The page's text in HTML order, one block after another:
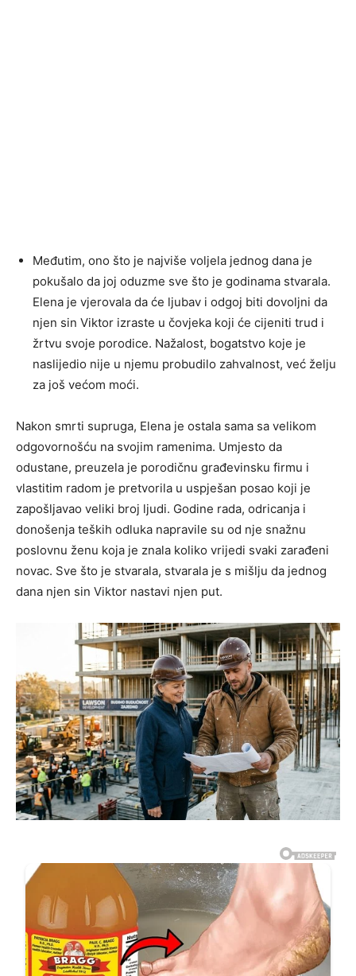
Međutim, ono što je najviše voljela jednog dana je
pokušalo da joj oduzme sve što je godinama stvarala.
Elena je vjerovala da će ljubav i odgoj biti dovoljni da
njen sin Viktor izraste u čovjeka koji će cijeniti trud i
žrtvu svoje porodice. Nažalost, bogatstvo koje je
naslijedio nije u njemu probudilo zahvalnost, već želju
za još većom moći.
Nakon smrti supruga, Elena je ostala sama sa velikom
odgovornošću na svojim ramenima. Umjesto da
odustane, preuzela je porodičnu građevinsku firmu i
vlastitim radom je pretvorila u uspješan posao koji je
zapošljavao veliki broj ljudi. Godine rada, odricanja i
donošenja teških odluka napravile su od nje snažnu
poslovnu ženu koja je znala koliko vrijedi svaki zarađeni
novac. Sve što je stvarala, stvarala je s mišlju da jednog
dana njen sin Viktor nastavi njen put.